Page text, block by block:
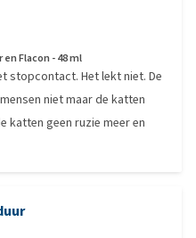
Flacon - 48 ml
stopcontact. Het lekt niet. De
niet maar de katten
katten geen ruzie meer en